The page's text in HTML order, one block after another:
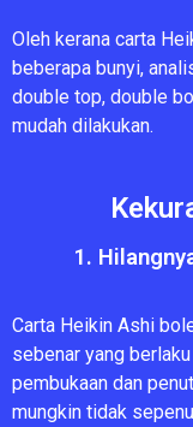
Oleh kerana carta
beberapa bunyi,
double top, double
mudah dilakukan.
1.
Carta Heikin Ashi
sebenar yang
pembukaan dan
mungkin tidak